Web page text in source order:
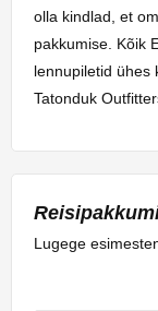
olla kindlad, et
pakkumise. Kõik
lennupiletid ühes
Tatonduk
Lugege